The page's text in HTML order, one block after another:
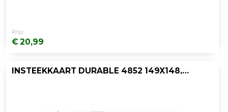
Prijs:
€ 20,99
INSTEEKKAART DURABLE 4852 149X148,5/PK20